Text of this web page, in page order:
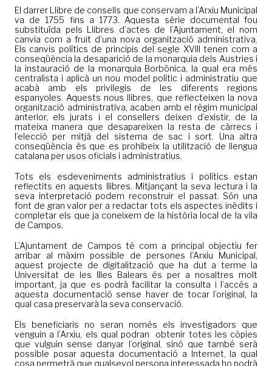
El darrer Llibre de consells que conservam a l’Arxiu Municipal
va de 1755 fins a 1773. Aquesta sèrie documental fou
substituïda pels Llibres d’actes de l’Ajuntament, el nom
canvia com a fruit d’una nova organització administrativa.
Els canvis polítics de principis del segle XVIII tenen com a
conseqüència la desaparició de la monarquia dels Austries i
la instauració de la monarquia Borbònica, la qual era més
centralista i aplicà un nou model polític i administratiu que
acabà amb els privilegis de les diferents regions
espanyoles. Aquests nous llibres, que reflecteixen la nova
organització administrativa, acaben amb el règim municipal
anterior, els jurats i el consellers deixen d’existir, de la
mateixa manera que desapareixen la resta de càrrecs i
l’elecció per mitjà del sistema de sac i sort. Una altra
conseqüència és que es prohibeix la utilització de llengua
catalana per usos oficials i administratius.
Tots els esdeveniments administratius i polítics estan
reflectits en aquests llibres. Mitjançant la seva lectura i la
seva interpretació podem reconstruir el passat. Són una
font de gran valor per a redactar tots els aspectes inèdits i
completar els que ja coneixem de la història local de la vila
de Campos.
L’Ajuntament de Campos té com a principal objectiu fer
arribar al màxim possible de persones l’Arxiu Municipal,
aquest projecte de digitalització que ha dut a terme la
Universitat de les Illes Balears és per a nosaltres molt
important, ja que es podrà facilitar la consulta i l’accés a
aquesta documentació sense haver de tocar l’original, la
qual casa preservarà la seva conservació.
Els beneficiaris no seran només els investigadors que
venguin a l’Arxiu, els qual podran obtenir totes les còpies
que vulguin sense danyar l’original, sinó que també serà
possible posar aquesta documentació a Internet, la qual
cosa permetrà que qualsevol persona interessada ho podrà